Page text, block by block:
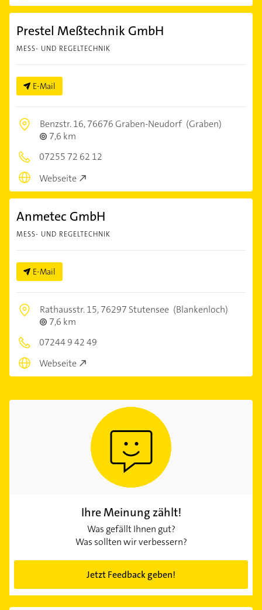
Prestel Meßtechnik GmbH
MESS- UND REGELTECHNIK
E-Mail
Benzstr. 16,76676 Graben-Neudorf (Graben)
7,6 km
07255 72 62 12
Webseite
Anmetec GmbH
MESS- UND REGELTECHNIK
E-Mail
Rathausstr. 15,76297 Stutensee (Blankenloch)
7,6 km
07244 9 42 49
Webseite
Ihre Meinung zählt!
Was gefällt Ihnen gut?
Was sollten wir verbessern?
Jetzt Feedback geben!